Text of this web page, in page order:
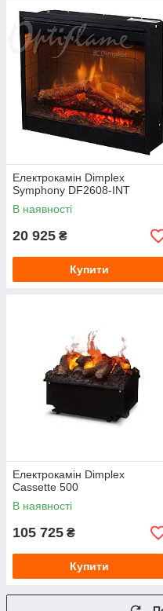
Електрокамін Dimplex
Symphony DF2608-INT
В наявності
20 925 ₴
Купити
Електрокамін Dimplex
Cassette 500
В наявності
105 725 ₴
Купити